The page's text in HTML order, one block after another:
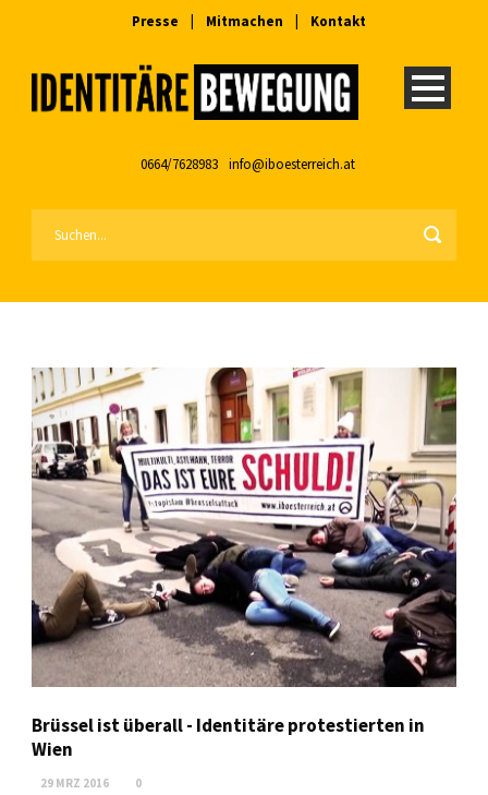
Presse Mitmachen Kontakt
0664/7628983 info@iboesterreich.at
Brüssel ist überall - Identitäre protestierten in
Wien
29 MRZ 2016 0